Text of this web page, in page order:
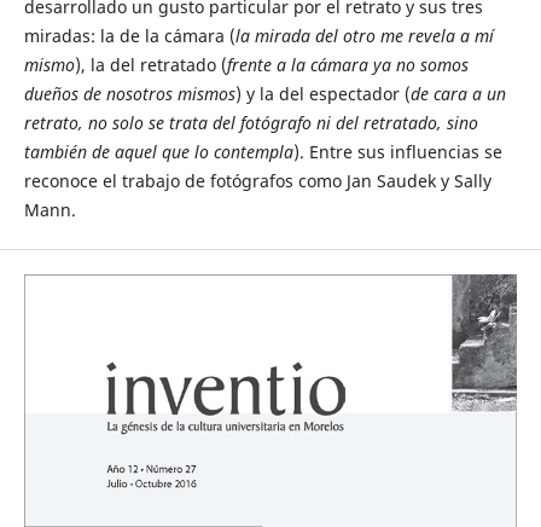
desarrollado un gusto particular por el retrato y sus tres
miradas: la de la cámara (la mirada del otro me revela a mí
mismo), la del retratado (frente a la cámara ya no somos
dueños de nosotros mismos) y la del espectador (de cara a un
retrato, no solo se trata del fotógrafo ni del retratado, sino
también de aquel que lo contempla). Entre sus influencias se
reconoce el trabajo de fotógrafos como Jan Saudek y Sally
Mann.